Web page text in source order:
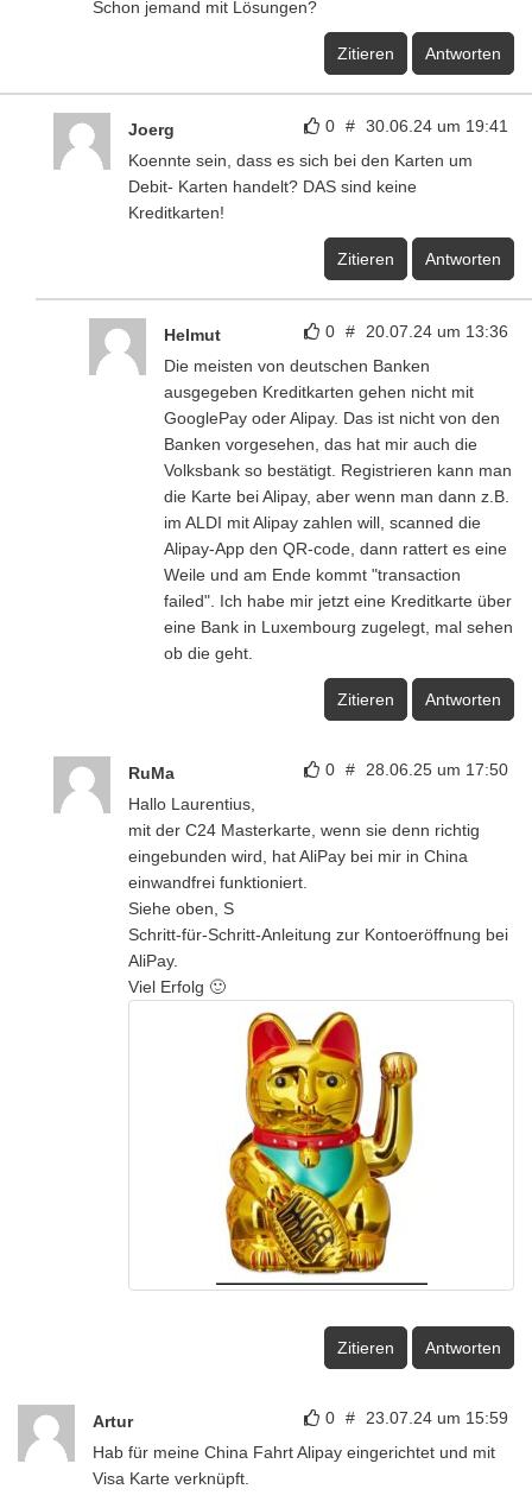
Schon jemand mit Lösungen?
Zitieren Antworten
0 # 30.06.24 um 19:41
Joerg
Koennte sein, dass es sich bei den Karten um
Debit- Karten handelt? DAS sind keine
Kreditkarten!
Zitieren Antworten
0 # 20.07.24 um 13:36
Helmut
Die meisten von deutschen Banken
ausgegeben Kreditkarten gehen nicht mit
GooglePay oder Alipay. Das ist nicht von den
Banken vorgesehen, das hat mir auch die
Volksbank so bestätigt. Registrieren kann man
die Karte bei Alipay, aber wenn man dann z.B.
im ALDI mit Alipay zahlen will, scanned die
Alipay-App den QR-code, dann rattert es eine
Weile und am Ende kommt "transaction
failed". Ich habe mir jetzt eine Kreditkarte über
eine Bank in Luxembourg zugelegt, mal sehen
ob die geht.
Zitieren Antworten
0 # 28.06.25 um 17:50
RuMa
Hallo Laurentius,
mit der C24 Masterkarte, wenn sie denn richtig
eingebunden wird, hat AliPay bei mir in China
einwandfrei funktioniert.
Siehe oben, S
Schritt-für-Schritt-Anleitung zur Kontoeröffnung bei
AliPay.
Viel Erfolg 🙂
Zitieren Antworten
0 # 23.07.24 um 15:59
Artur
Hab für meine China Fahrt Alipay eingerichtet und mit
Visa Karte verknüpft.